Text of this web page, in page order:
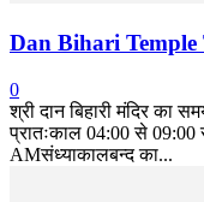
Dan Bihari
0
श्री दान बिहारी मंदिर का
प्रातःकाल 04:00 से 09:00
AMसंध्याकालबन्द का...